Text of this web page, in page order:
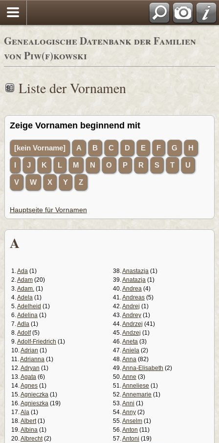
Genealogische Datenbank der Familien
von Piw(f)kowski
Liste der Vornamen
Zeige Vornamen beginnend mit
[kein Vorname] A B C D E F G H
J K L M N O P R S T U
V W X Y Z
Hauptseite für Vornamen
A
1. Ada (1)
2. Adam (20)
3. Adam. (1)
4. Adela (1)
5. Adelheid (1)
6. Adelina (1)
7. Adla (1)
8. Adolf(5)
9. Adolf-Friedrich (1)
10. Adrian (1)
11. Adrianna (1)
12. Adryan (1)
13. Agata (6)
14. Agnes (1)
15. Agnieczka (1)
16. Agnieszka (19)
17. Ala (1)
18. Albert(1)
19. Albina (1)
20. Albrecht(2)
38. Anastazja (1)
39. Anatazja (1)
40. Andrea (4)
41. Andreas (5)
42. Andrej (1)
43. Andrey (1)
44. Andrzej (41)
45. Andzej (1)
46. Aneta (3)
47. Aniela (2)
48. Anna (82)
49. Anna-Elisabeth (2)
50. Anne (3)
51. Anneliese (1)
52. Annemarie (1)
53. Anni (1)
54. Anny (2)
55. Anselm (1)
56. Anton (11)
57. Antoni (19)